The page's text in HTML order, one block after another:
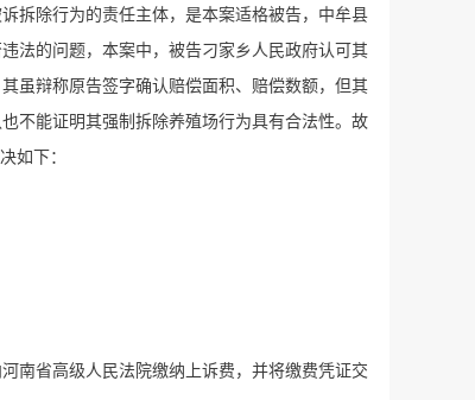
拆除行为的责任主体，是本案适格被告，中牟县
法的问题，本案中，被告刁家乡人民政府认可其
虽辩称原告签字确认赔偿面积、赔偿数额，但其
不能证明其强制拆除养殖场行为具有合法性。故
如下：
南省高级人民法院缴纳上诉费，并将缴费凭证交